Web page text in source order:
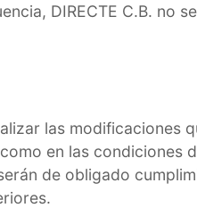
DIRECTE C.B. no
las
en las condiciones
de obligado